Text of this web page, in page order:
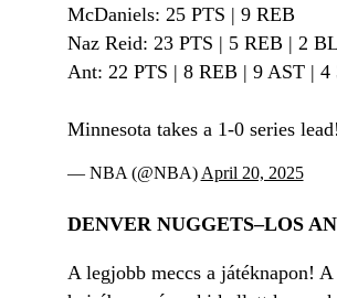
McDaniels: 25 PTS | 9 REB
Naz Reid: 23 PTS | 5 REB | 2
Ant: 22 PTS | 8 REB | 9 AST | 4
Minnesota takes a 1-0 series lead!
— NBA (@NBA) April 20, 2025
DENVER NUGGETS–LOS
A legjobb meccs a játéknapon!